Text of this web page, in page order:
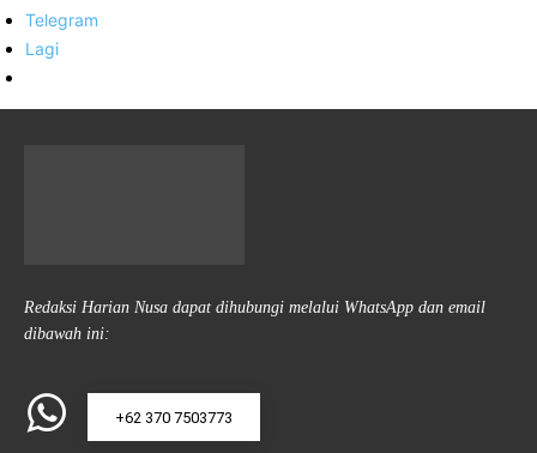
Telegram
Lagi
Redaksi Harian Nusa dapat dihubungi melalui WhatsApp dan email
dibawah ini:
+62 370 7503773